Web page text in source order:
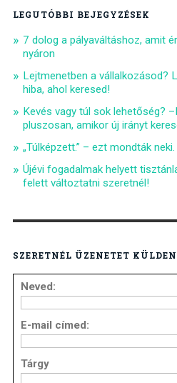
LEGUTÓBBI BEJEGYZÉSEK
7 dolog a pályaváltáshoz, amit
nyáron
Lejtmenetben a vállalkozásod?
hiba, ahol keresed!
Kevés vagy túl sok lehetőség?
pluszosan, amikor új irányt
„Túlképzett.” – ezt mondták
Újévi fogadalmak helyett
felett változtatni szeretnél!
SZERETNÉL ÜZENETET
Neved:
E-mail címed:
Tárgy